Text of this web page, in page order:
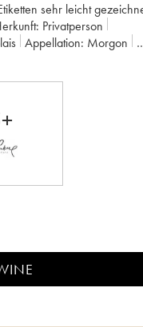
sehr leicht
Herkunft:
privatperson
Appellation:
Morgon